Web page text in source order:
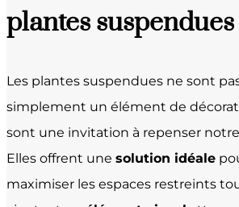
plantes suspendues
Les plantes suspendues ne sont
simplement un élément de
sont une invitation à repenser
Elles offrent une solution idéale
maximiser les espaces restreints